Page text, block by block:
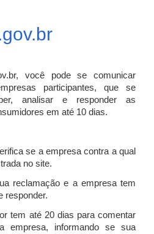
você pode se comunicar
participantes, que se
analisar e responder as
em até 10 dias.
se a empresa contra a qual
no site.
reclamação e a empresa tem
responder.
tem até 20 dias para comentar
empresa, informando se sua